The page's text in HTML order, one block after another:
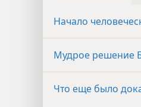
Начало
Мудрое решение
Что еще было